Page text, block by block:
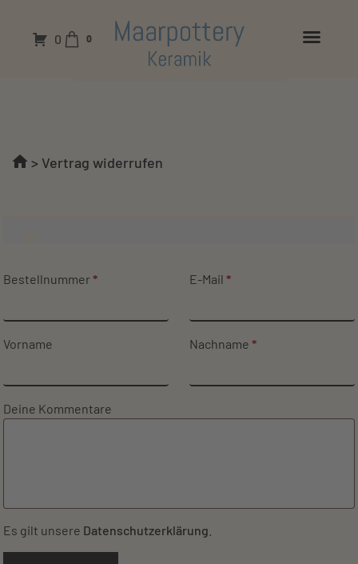
0 0
> Vertrag widerrufen
Bestellnummer* E-Mail*
Vorname Nachname*
Page URI *erforderlich
Deine Kommentare
Es gilt unsere Datenschutzerklärung